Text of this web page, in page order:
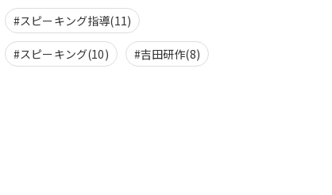
#スピーキング指導(11)
#スピーキング(10) #吉田研作(8)